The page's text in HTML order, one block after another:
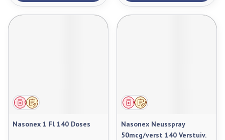
Op voorschrift
Geneesmiddel
Nasonex 1 Fl 140 Doses
Op voorschrift
Geneesmiddel
Nasonex Neusspray
50mcg/verst 140 Verstuiv.